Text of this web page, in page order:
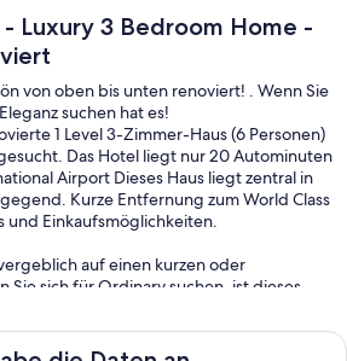
- Luxury 3 Bedroom Home -
von oben bis unten renoviert! . Wenn Sie
suchen hat es!
1 Level 3-Zimmer-Haus (6 Personen)
Das Hotel liegt nur 20 Autominuten
Airport Dieses Haus liegt zentral in
Kurze Entfernung zum World Class
und Einkaufsmöglichkeiten.
auf einen kurzen oder
Sie sich für Ordinary suchen, ist dieses
Wir bieten auch einen schönen privaten
Zur Ergänzung finden Sie auch einen